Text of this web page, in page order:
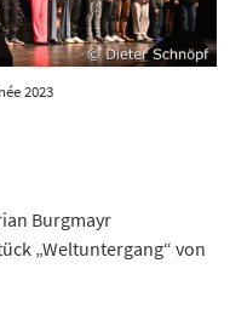
2023
Burgmayr
„Weltuntergang“ von